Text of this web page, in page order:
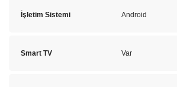
İşletim Sistemi Android
Smart TV Var